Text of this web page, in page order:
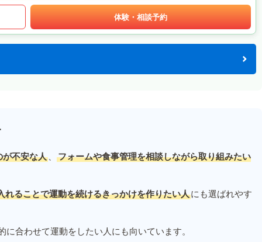
体験・相談予約
が不安な人 、 フォームや食事管理を相談しながら取り組みたい
れることで運動を続けるきっかけを作りたい人にも選ばれやす
に合わせて運動をしたい人にも向いています。